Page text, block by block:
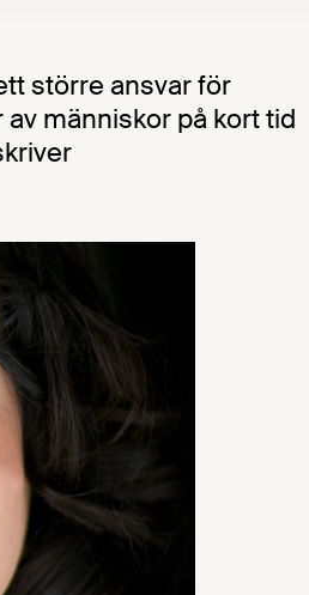
större ansvar för
människor på kort tid